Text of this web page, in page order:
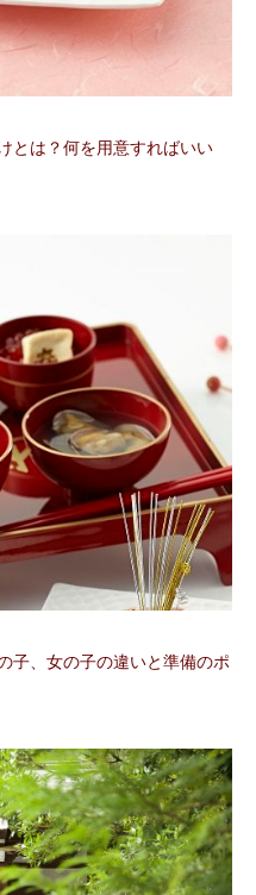
とは？何を用意すればいい
子、女の子の違いと準備のポ